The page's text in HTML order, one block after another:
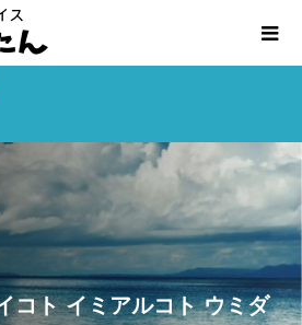
コト イミアルコト ウミダ